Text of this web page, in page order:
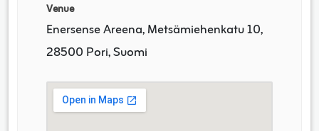
Venue
Enersense Areena, Metsämiehenkatu 10,
28500 Pori, Suomi